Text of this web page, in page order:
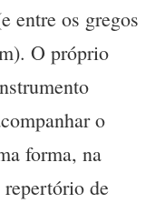
entre os gregos
O próprio
o
forma, na
de